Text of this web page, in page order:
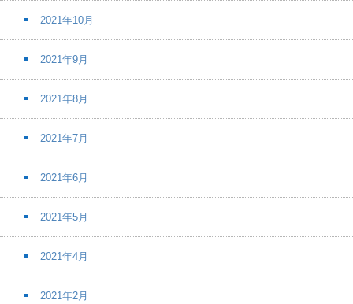
2021年10月
2021年9月
2021年8月
2021年7月
2021年6月
2021年5月
2021年4月
2021年2月